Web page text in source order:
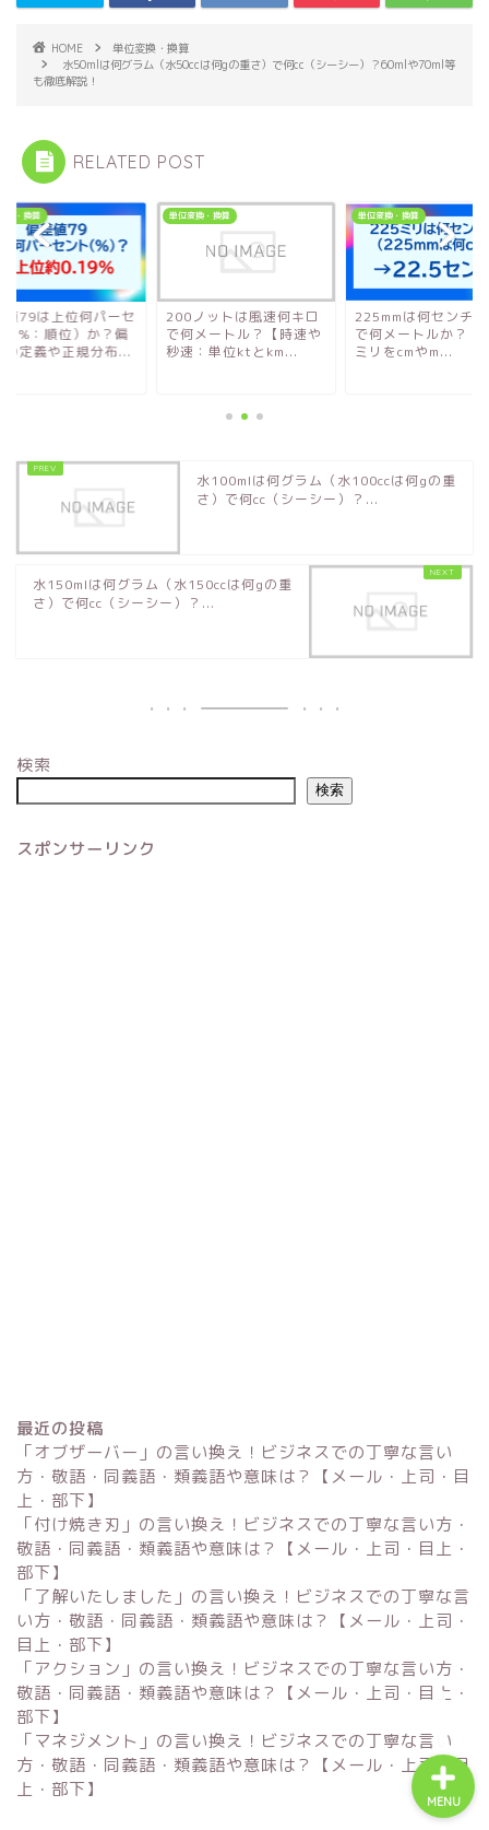
HOME
単位変換・換算
水50mlは何グラム（水50ccは何gの重さ）で何cc（シーシー）？60mlや70ml等
も徹底解説！
RELATED POST
換・換算
値79は上位何パーセ
（%：順位）か？偏
の定義や正規分布...
単位変換・換算
200ノットは風速何キロ
で何メートル？【時速や
秒速：単位ktとkm...
単位変換・換算
225mmは何センチ
で何メートルか？【
ミリをcmやm...
水100mlは何グラム（水100ccは何gの重
さ）で何cc（シーシー）？...
水150mlは何グラム（水150ccは何gの重
さ）で何cc（シーシー）？...
検索
検索
スポンサーリンク
最近の投稿
「オブザーバー」の言い換え！ビジネスでの丁寧な言い
方・敬語・同義語・類義語や意味は？【メール・上司・目
上・部下】
「付け焼き刃」の言い換え！ビジネスでの丁寧な言い方・
敬語・同義語・類義語や意味は？【メール・上司・目上・
部下】
「了解いたしました」の言い換え！ビジネスでの丁寧な言
い方・敬語・同義語・類義語や意味は？【メール・上司・
目上・部下】
「アクション」の言い換え！ビジネスでの丁寧な言い方・
敬語・同義語・類義語や意味は？【メール・上司・目上・
部下】
「マネジメント」の言い換え！ビジネスでの丁寧な言い
方・敬語・同義語・類義語や意味は？【メール・上司・目
上・部下】
MENU
Excel
単位変換・換算
科学・計算関連